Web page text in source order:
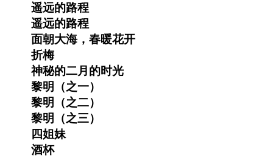
遥远的路程
遥远的路程
面朝大海，春暖花开
折梅
神秘的二月的时光
黎明（之一）
黎明（之二）
黎明（之三）
四姐妹
酒杯